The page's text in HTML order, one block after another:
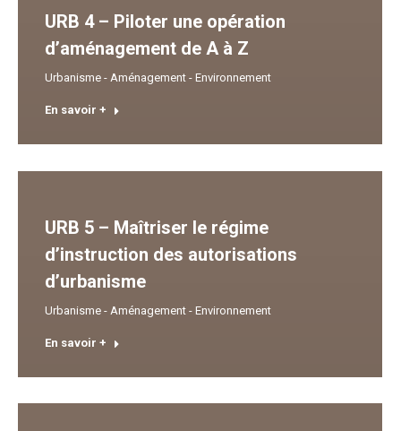
URB 4 – Piloter une opération
d’aménagement de A à Z
Urbanisme - Aménagement - Environnement
En savoir +
URB 5 – Maîtriser le régime
d’instruction des autorisations
d’urbanisme
Urbanisme - Aménagement - Environnement
En savoir +